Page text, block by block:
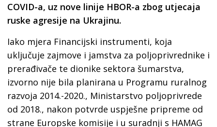
COVID-a, uz nove linije HBOR-a zbog utjecaja
ruske agresije na Ukrajinu.
Iako mjera Financijski instrumenti, koja
uključuje zajmove i jamstva za poljoprivrednike i
prerađivače te dionike sektora šumarstva,
izvorno nije bila planirana u Programu ruralnog
razvoja 2014.-2020., Ministarstvo poljoprivrede
od 2018., nakon potvrde uspješne pripreme od
strane Europske komisije i u suradnji s HAMAG